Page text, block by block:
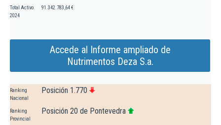
Total Activo
2024
91.342.783,64 €
Accede al Informe ampliado de
Nutrimentos Deza S.a.
Ranking
Nacional
Posición 1.770
Ranking
Provincial
Posición 20 de Pontevedra